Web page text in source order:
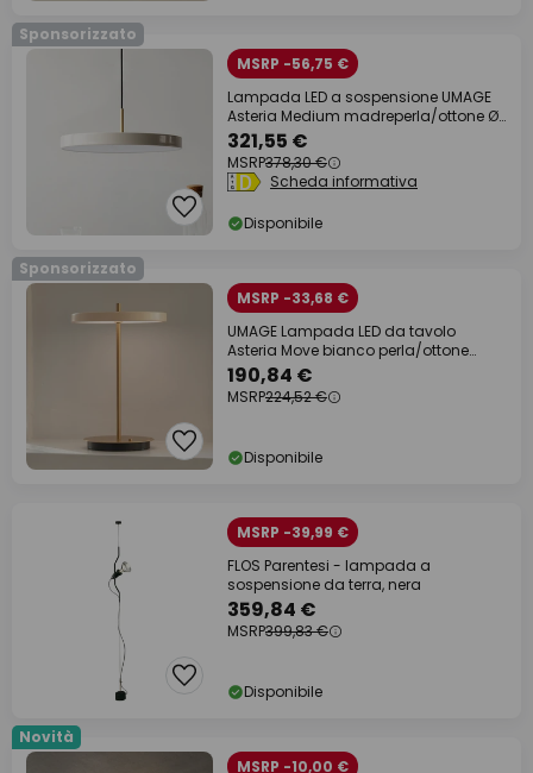
Sponsorizzato
MSRP -56,75 €
Lampada LED a sospensione UMAGE
Asteria Medium madreperla/ottone Ø
43 cm
321,55 €
MSRP378,30 €
Scheda informativa
Disponibile
Sponsorizzato
MSRP -33,68 €
UMAGE Lampada LED da tavolo
Asteria Move bianco perla/ottone
31cm
190,84 €
MSRP224,52 €
Disponibile
MSRP -39,99 €
FLOS Parentesi - lampada a
sospensione da terra, nera
359,84 €
MSRP399,83 €
Disponibile
Novità
MSRP -10,00 €